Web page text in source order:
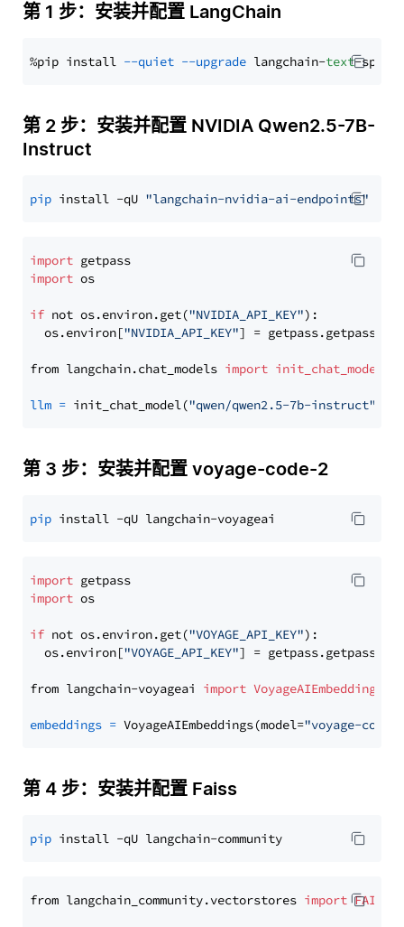
第 1 步：安装并配置 LangChain
%pip install --quiet --upgrade langchain-text
第 2 步：安装并配置 NVIDIA Qwen2.5-7B-
Instruct
pip install -qU "langchain-nvidia-ai-endpoints"
import
import os
if not os.environ.get("NVIDIA_API_KEY"):
  os.environ[
"NVIDIA_API_KEY"] = getpass.getpass(
from langchain.chat_models import init_chat_model
llm = init_chat_model("qwen/qwen2.5-7b-instruct"
第 3 步：安装并配置 voyage-code-2
pip
import
import os
if not os.environ.get("VOYAGE_API_KEY"):
  os.environ[
"VOYAGE_API_KEY"] = getpass.getpass(
from langchain-voyageai import VoyageAIEmbeddings
embeddings = VoyageAIEmbeddings(model="voyage-code-
第 4 步：安装并配置 Faiss
pip
from langchain_community.vectorstores import FAISS